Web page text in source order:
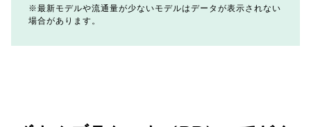
最新モデルや流通量が少ないモデルはデータが表示されない
場合があります。